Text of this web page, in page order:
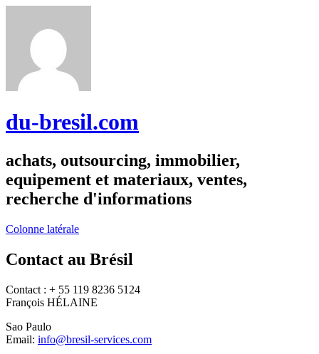
du-bresil.com
achats, outsourcing, immobilier,
equipement et materiaux, ventes,
recherche d'informations
Colonne latérale
Contact au Brésil
Contact : + 55 119 8236 5124
François HÉLAINE
Sao Paulo
Email: info@bresil-services.com